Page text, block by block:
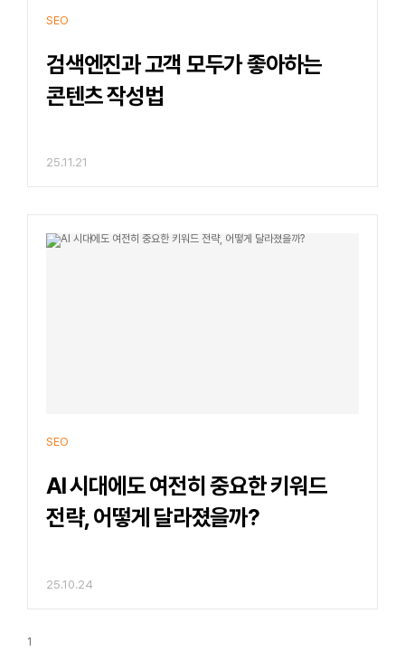
SEO
검색엔진과 고객 모두가 좋아하는
콘텐츠 작성법
25.11.21
SEO
AI 시대에도 여전히 중요한 키워드
전략, 어떻게 달라졌을까?
25.10.24
1